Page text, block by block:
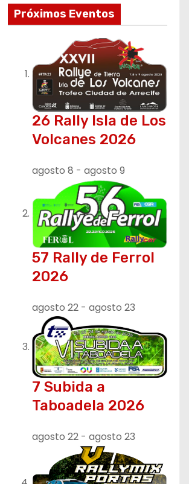
Próximos Eventos
26 Rally Isla de Los
Volcanes 2026
agosto 8 - agosto 9
57 Rally de Ferrol
2026
agosto 22 - agosto 23
7 Subida a
Taboadela 2026
agosto 22 - agosto 23